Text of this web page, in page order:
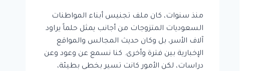
منذ سنوات، كان ملف تجنيس أبناء المواطنات
السعوديات المتزوجات من أجانب يمثل حلماً يراود
آلاف الأسر، بل وكان حديث المجالس والمواقع
الإخبارية بين فترة وأخرى. كنا نسمع عن وعود وعن
دراسات، لكن الأمور كانت تسير بخطى بطيئة،